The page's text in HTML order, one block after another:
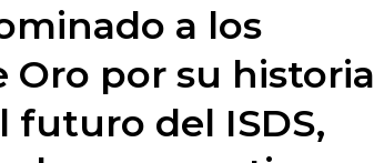
a los
Oro por su historia
futuro del ISDS,